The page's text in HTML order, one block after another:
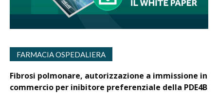
FARMACIA OSPEDALIERA
Fibrosi polmonare, autorizzazione a immissione in
commercio per inibitore preferenziale della PDE4B